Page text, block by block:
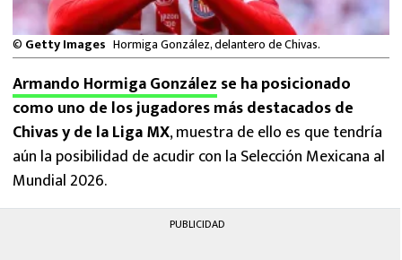
NFL
© Getty Images Hormiga González, delantero de Chivas.
Armando Hormiga González se ha posicionado
como uno de los jugadores más destacados de
Chivas y de la Liga MX, muestra de ello es que tendría
aún la posibilidad de acudir con la Selección Mexicana al
Mundial 2026.
PUBLICIDAD